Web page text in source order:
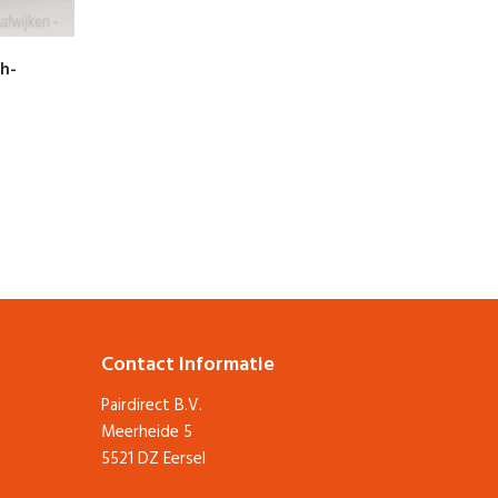
Contact Informatie
Pairdirect B.V.
Meerheide 5
5521 DZ Eersel